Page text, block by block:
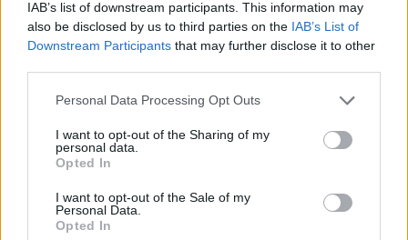
IAB’s list of downstream participants. This information may
also be disclosed by us to third parties on the IAB’s List of
Downstream Participants that may further disclose it to other
Please note that this website/app uses one or more Google
not limited to your visit or usage behaviour. You may click to
grant or deny consent to Google and its third-party tags to
use your data for below specified purposes in below Google
consent section.
Personal Data Processing Opt Outs
I want to opt-out of the Sharing of my
personal data.
Opted In
I want to opt-out of the Sale of my
Personal Data.
Opted In